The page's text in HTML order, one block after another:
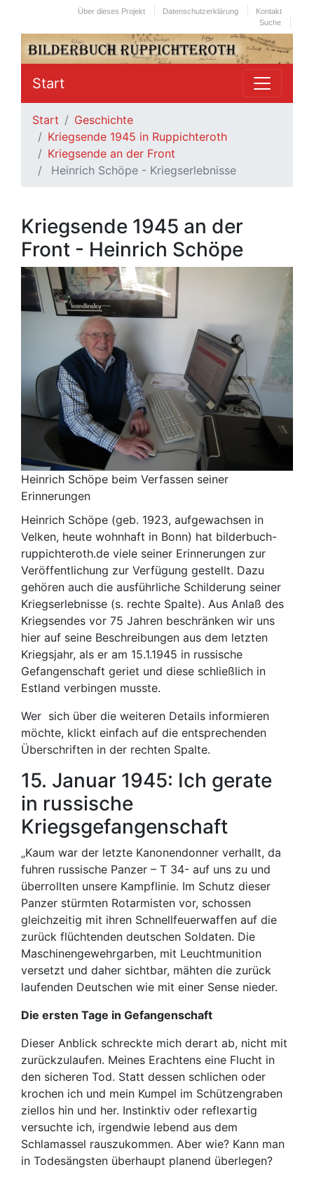
Kontakt
Datenschutzerklärung
Über dieses Projekt
Suche
Start
Start
Geschichte
Kriegsende 1945 in Ruppichteroth
Kriegsende an der Front
Heinrich Schöpe - Kriegserlebnisse
Kriegsende 1945 an der
Front - Heinrich Schöpe
Heinrich Schöpe beim Verfassen seiner
Erinnerungen
Heinrich Schöpe (geb. 1923, aufgewachsen in
Velken, heute wohnhaft in Bonn) hat bilderbuch-
ruppichteroth.de viele seiner Erinnerungen zur
Veröffentlichung zur Verfügung gestellt. Dazu
gehören auch die ausführliche Schilderung seiner
Kriegserlebnisse (s. rechte Spalte). Aus Anlaß des
Kriegsendes vor 75 Jahren beschränken wir uns
hier auf seine Beschreibungen aus dem letzten
Kriegsjahr, als er am 15.1.1945 in russische
Gefangenschaft geriet und diese schließlich in
Estland verbingen musste.
Wer sich über die weiteren Details informieren
möchte, klickt einfach auf die entsprechenden
Überschriften in der rechten Spalte.
15. Januar 1945: Ich gerate
in russische
Kriegsgefangenschaft
„Kaum war der letzte Kanonendonner verhallt, da
fuhren russische Panzer – T 34- auf uns zu und
überrollten unsere Kampflinie. Im Schutz dieser
Panzer stürmten Rotarmisten vor, schossen
gleichzeitig mit ihren Schnellfeuerwaffen auf die
zurück flüchtenden deutschen Soldaten. Die
Maschinengewehrgarben, mit Leuchtmunition
versetzt und daher sichtbar, mähten die zurück
laufenden Deutschen wie mit einer Sense nieder.
Die ersten Tage in Gefangenschaft
Dieser Anblick schreckte mich derart ab, nicht mit
zurückzulaufen. Meines Erachtens eine Flucht in
den sicheren Tod. Statt dessen schlichen oder
krochen ich und mein Kumpel im Schützengraben
ziellos hin und her. Instinktiv oder reflexartig
versuchte ich, irgendwie lebend aus dem
Schlamassel rauszukommen. Aber wie? Kann man
in Todesängsten überhaupt planend überlegen?